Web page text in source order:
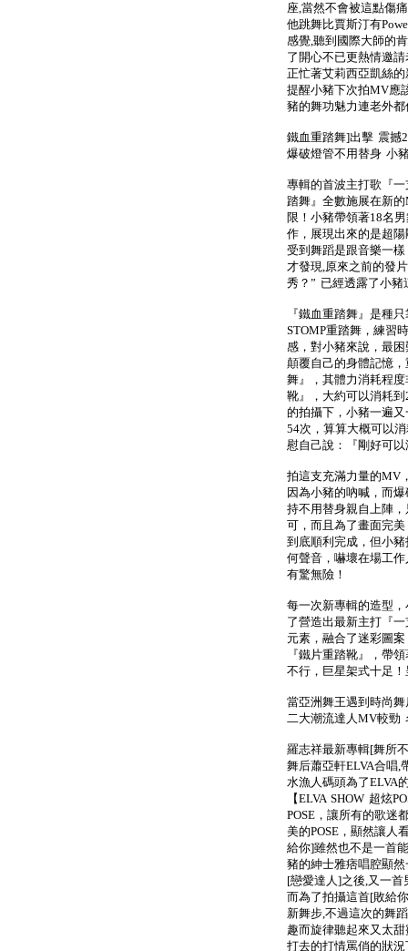
座,當然不會被這點傷
他跳舞比賈斯汀有
感覺,聽到國際大師的
了開心不已更熱情邀
正忙著艾莉西亞凱絲
提醒小豬下次拍MV應
豬的舞功魅力連老外
鐵血重踏舞]出擊 震撼
爆破燈管不用替身 小
專輯的首波主打歌『
踏舞』全數施展在新
限！小豬帶領著18名
作，展現出來的是超
受到舞蹈是跟音樂一
才發現,原來之前的發
秀？” 已經透露了小豬
『鐵血重踏舞』是種
STOMP重踏舞，練習
感，對小豬來說，最
顛覆自己的身體記憶
舞』，其體力消耗程
靴』，大約可以消耗
的拍攝下，小豬一遍
54次，算算大概可以
慰自己說：『剛好可
拍這支充滿力量的MV
因為小豬的吶喊，而
持不用替身親自上陣
可，而且為了畫面完
到底順利完成，但小
何聲音，嚇壞在場工
有驚無險！
每一次新專輯的造型
了營造出最新主打『
元素，融合了迷彩圖
『鐵片重踏靴』，帶
不行，巨星架式十足
當亞洲舞王遇到時尚
二大潮流達人MV較勁
羅志祥最新專輯[舞所
舞后蕭亞軒ELVA合唱,
水漁人碼頭為了ELVA
【ELVA SHOW 超炫
POSE，讓所有的歌迷
美的POSE，顯然讓人
給你]雖然也不是一首
豬的紳士雅痞唱腔顯
[戀愛達人]之後,又一
而為了拍攝這首[敗給
新舞步,不過這次的舞
趣而旋律聽起來又太
打去的打情罵俏的狀